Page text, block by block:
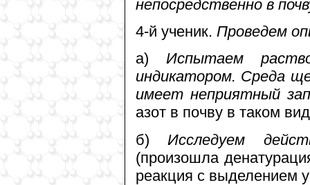
непосредственно в
4-й ученик. Проведем
а) Испытаем
индикатором. Среда
имеет неприятный
азот в почву в таком
б) Исследуем
(произошла
реакция с выделением